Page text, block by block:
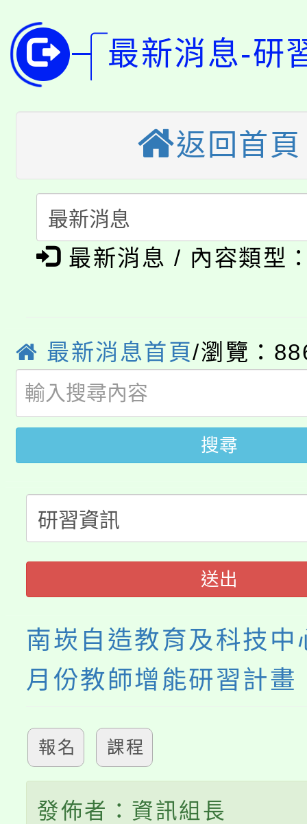
開!
115年桃園市運動會8/
田徑場及游泳池舉行。
桃園市低收入戶享有免
半價優惠，詳情可洽有
者。
大園自造教育及科技中
份教師增能研習
大溪自造教育及科技
份教師研習
淨零綠生活教案入校路
會
115年食農教育專業人
程
「本色祭」8/29、30在
局官網。
8月14至27日，桃園電
開!
115年桃園市運動會8/
田徑場及游泳池舉行。
桃園市低收入戶享有免
視費優惠，中低收入戶
半價優惠，詳情可洽有
者。
大園自造教育及科技中
份教師增能研習
大溪自造教育及科技中
份教師研習
淨零綠生活教案入校路
會
115年食農教育專業人
程
最新消息-研
返回首頁
最新消息 / 內容類型
最新消息首頁/瀏覽：
搜尋
送出
南崁自造教育及科技
月份教師增能研習計畫
報名 課程
發佈者：資訊組長